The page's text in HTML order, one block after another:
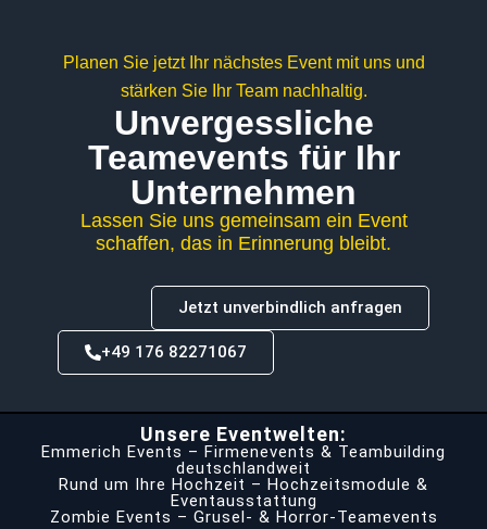
Planen Sie jetzt Ihr nächstes Event mit uns und
stärken Sie Ihr Team nachhaltig.
Unvergessliche
Teamevents für Ihr
Unternehmen
Lassen Sie uns gemeinsam ein Event
schaffen, das in Erinnerung bleibt.
Jetzt unverbindlich anfragen
+49 176 82271067
Unsere Eventwelten:
Emmerich Events – Firmenevents & Teambuilding
deutschlandweit
Rund um Ihre Hochzeit – Hochzeitsmodule &
Eventausstattung
Zombie Events – Grusel- & Horror-Teamevents